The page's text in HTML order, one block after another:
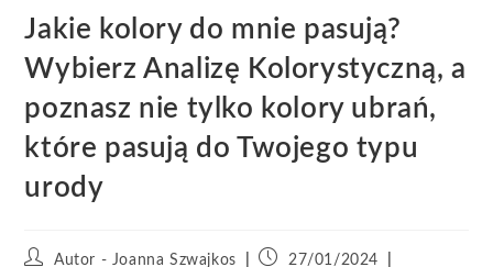
Jakie kolory do mnie pasują?
Wybierz Analizę Kolorystyczną, a
poznasz nie tylko kolory ubrań,
które pasują do Twojego typu
urody
Autor - Joanna Szwajkos
27/01/2024